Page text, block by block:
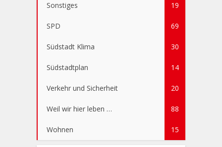
Sonstiges 19
SPD 69
Südstadt Klima 30
Südstadtplan 14
Verkehr und Sicherheit 20
Weil wir hier leben … 88
Wohnen 15